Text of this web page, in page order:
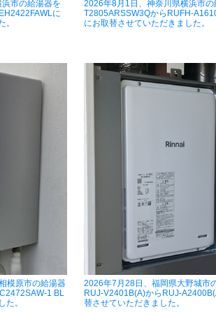
市の給湯器を
に
。
2026年8月1日、神奈川県横浜市の
T2805ARSSW3QからRUFH-
にお取替させていただきました。
模原市の給湯器
1 BL
た。
2026年7月28日、福岡県大野城市
RUJ-V2401B(A)からRUJ-
替させていただきました。